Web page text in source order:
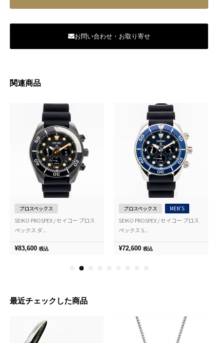
お問い合わせ・お取り寄せ
関連商品
プロスペックス
SEIKO PROSPEX / セイコー プロス
ペックス ダ...
¥83,600 税込
プロスペックス MEN'S
SEIKO PROSPEX / セイコー プロス
ペックス S...
¥72,600 税込
5
最近チェックした商品